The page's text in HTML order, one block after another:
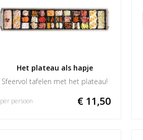
Het plateau als hapje
Sfeervol tafelen met het plateau!
€ 11,50
per persoon